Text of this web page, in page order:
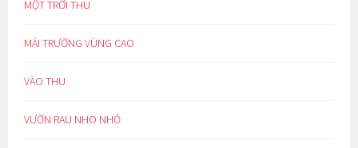
MỘT TRỜI THU
MÁI TRƯỜNG VÙNG CAO
VÀO THU
VƯỜN RAU NHO NHỎ